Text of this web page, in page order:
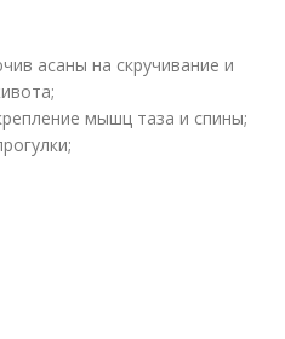
асаны на скручивание и
мышц таза и спины;